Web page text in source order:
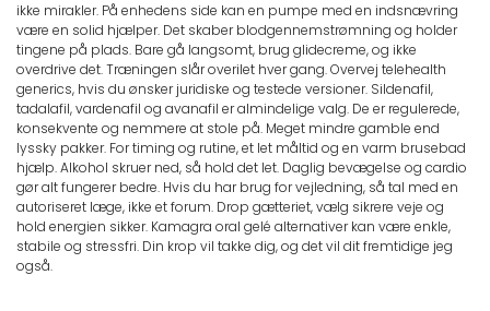
ikke mirakler. På enhedens side kan en pumpe med en indsnævring
være en solid hjælper. Det skaber blodgennemstrømning og holder
tingene på plads. Bare gå langsomt, brug glidecreme, og ikke
overdrive det. Træningen slår overilet hver gang. Overvej telehealth
generics, hvis du ønsker juridiske og testede versioner. Sildenafil,
tadalafil, vardenafil og avanafil er almindelige valg. De er regulerede,
konsekvente og nemmere at stole på. Meget mindre gamble end
lyssky pakker. For timing og rutine, et let måltid og en varm brusebad
hjælp. Alkohol skruer ned, så hold det let. Daglig bevægelse og cardio
gør alt fungerer bedre. Hvis du har brug for vejledning, så tal med en
autoriseret læge, ikke et forum. Drop gætteriet, vælg sikrere veje og
hold energien sikker. Kamagra oral gelé alternativer kan være enkle,
stabile og stressfri. Din krop vil takke dig, og det vil dit fremtidige jeg
også.